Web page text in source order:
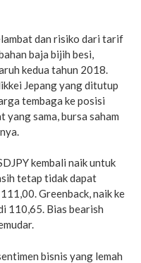
dan risiko dari tarif
baja bijih besi,
kedua tahun 2018.
Jepang yang ditutup
tembaga ke posisi
sama, bursa saham
kembali naik untuk
tetap tidak dapat
Greenback, naik ke
110,65. Bias bearish
bisnis yang lemah